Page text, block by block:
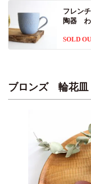
フレン
陶器
SOLD
ブロンズ 輪花